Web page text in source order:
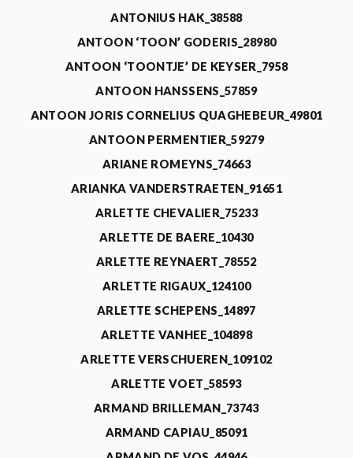
ANTONIUS HAK_38588
ANTOON ‘TOON’ GODERIS_28980
ANTOON ‘TOONTJE’ DE KEYSER_7958
ANTOON HANSSENS_57859
ANTOON JORIS CORNELIUS QUAGHEBEUR_49801
ANTOON PERMENTIER_59279
ARIANE ROMEYNS_74663
ARIANKA VANDERSTRAETEN_91651
ARLETTE CHEVALIER_75233
ARLETTE DE BAERE_10430
ARLETTE REYNAERT_78552
ARLETTE RIGAUX_124100
ARLETTE SCHEPENS_14897
ARLETTE VANHEE_104898
ARLETTE VERSCHUEREN_109102
ARLETTE VOET_58593
ARMAND BRILLEMAN_73743
ARMAND CAPIAU_85091